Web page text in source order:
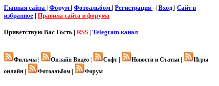
Главная сайта | Форум | Фотоальбом | Регистрация | Вход | Cайт в
избранное | Правила сайта и форума
Приветствую Вас Гость | RSS | Telegram канал
Фильмы | Онлайн Видео | Софт | Новости и Статьи |
Игры
онлайн |
Фотоальбом | Форум